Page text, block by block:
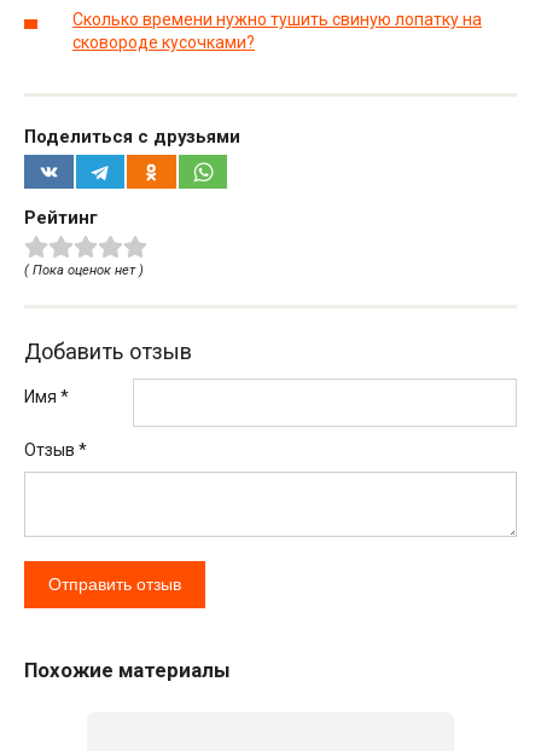
Сколько времени нужно тушить свиную лопатку на
сковороде кусочками?
Поделиться с друзьями
Рейтинг
( Пока оценок нет )
Добавить отзыв
Имя *
Отзыв *
Похожие материалы